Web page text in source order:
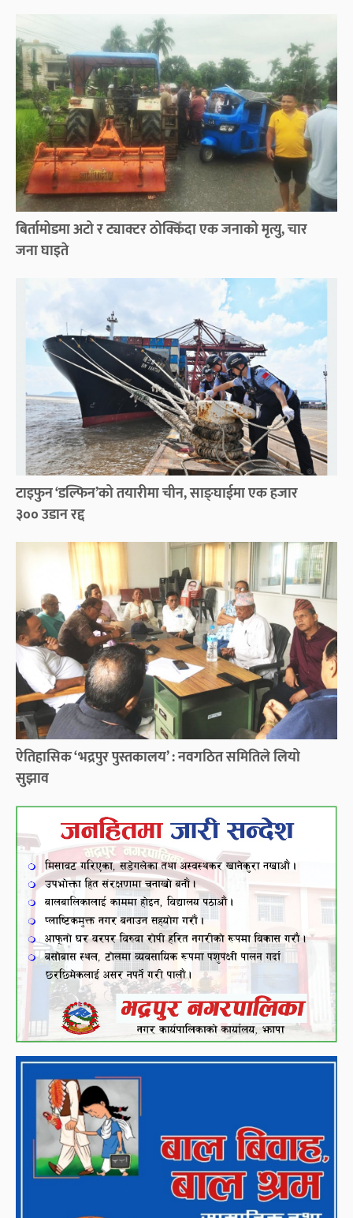
बिर्तामोडमा अटो र ट्याक्टर ठोक्किँदा एक जनाको मृत्यु, चार
जना घाइते
टाइफुन ‘डल्फिन’को तयारीमा चीन, साङ्घाईमा एक हजार
३०० उडान रद्द
ऐतिहासिक ‘भद्रपुर पुस्तकालय’ : नवगठित समितिले लियो
सुझाव